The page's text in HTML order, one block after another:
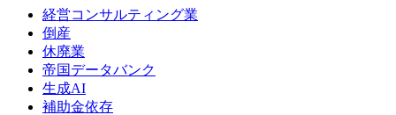
経営コンサルティング業
倒産
休廃業
帝国データバンク
生成AI
補助金依存